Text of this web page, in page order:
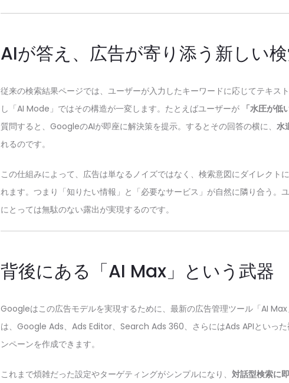
AIが答え、広告が寄り添う新しい
従来の検索結果ページでは、ユーザーが入力したキーワードに応じてテキス
し「AI Mode」ではその構造が一変します。たとえばユーザーが 「水圧が低
質問すると、GoogleのAIが即座に解決策を提示。するとその回答の横に、 水
れるのです。
この仕組みによって、広告は単なるノイズではなく、検索意図にダイレクト
れます。つまり「知りたい情報」と「必要なサービス」が自然に隣り合う。
にとっては無駄のない露出が実現するのです。
背後にある「AI Max」という武器
Googleはこの広告モデルを実現するために、最新の広告管理ツール「AI
は、Google Ads、Ads Editor、Search Ads 360、さらにはAds APIといった
ンペーンを作成できます。
これまで煩雑だった設定やターゲティングがシンプルになり、 対話型検索に